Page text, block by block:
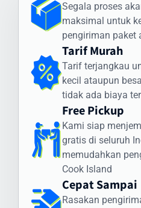
Proses pemeriksaan bea
Kondisi cuaca dan faktor
Ketersediaan transportasi di
Kejelasan dan kelengkapan
Intrasia.id memiliki sistem
Anda memantau status
begitu, Anda selalu
dan status paket Anda selama
Cara Kirim Dokumen
Aman
Pengiriman dokumen
khusus. Intrasia.id menawarkan
dokumen ke Cook Island yang
Segala proses
maksimal untuk
pengiriman paket
Tarif Murah
Tarif terjangkau
kecil ataupun
tidak ada biaya
Free Pickup
Kami siap
gratis di seluruh
memudahkan
Cook Island
Cepat Sampai
Rasakan